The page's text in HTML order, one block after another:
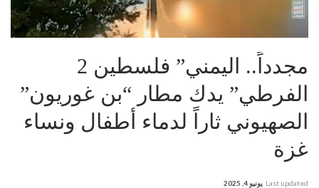
مجدداً.. اليمني” فلسطين 2
الفرطي” يدك مطار “بن غوريون”
الصهيوني ثاراً لدماء أطفال ونساء
غزة
Last updated يونيو 4, 2025